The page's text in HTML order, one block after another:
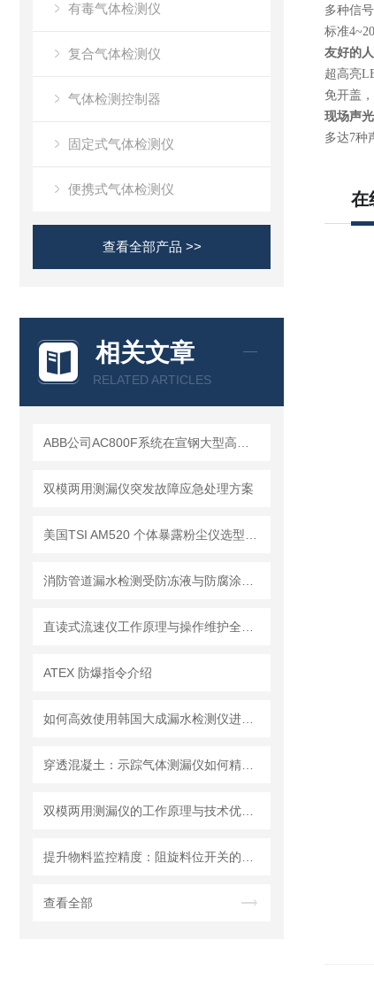
有毒气体检测仪
复合气体检测仪
气体检测控制器
固定式气体检测仪
便携式气体检测仪
查看全部产品 >>
相关文章
RELATED ARTICLES
双模两用测漏仪突发故障应急处理方案
ATEX 防爆指令介绍
查看全部
多种信
标准
友好的
超高亮
免开盖
现场声
多达7种
在